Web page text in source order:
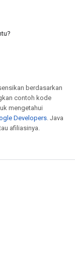
berdasarkan
contoh kode
mengetahui
Developers. Java
afiliasinya.